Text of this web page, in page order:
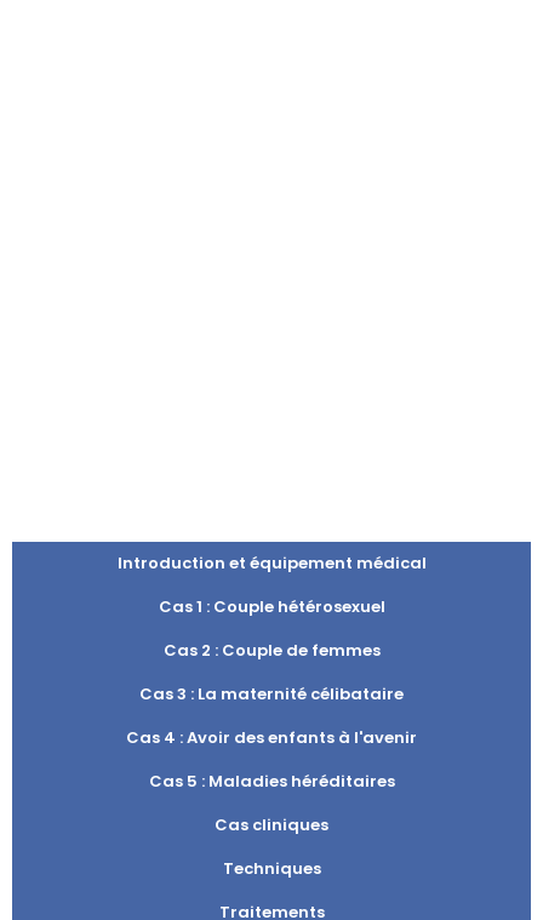
Introduction et équipement médical
Cas 1 : Couple hétérosexuel
Cas 2 : Couple de femmes
Cas 3 : La maternité célibataire
Cas 4 : Avoir des enfants à l'avenir
Cas 5 : Maladies héréditaires
Cas cliniques
Techniques
Traitements